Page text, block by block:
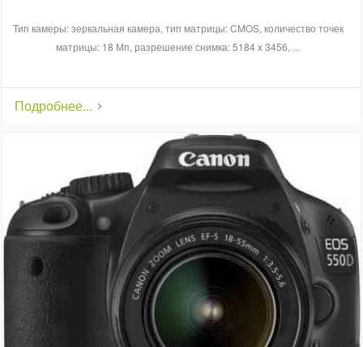
Тип камеры: зеркальная камера, тип матрицы: CMOS, количество точек
матрицы: 18 Мп, разрешение снимка: 5184 x 3456, ...
Подробнее...